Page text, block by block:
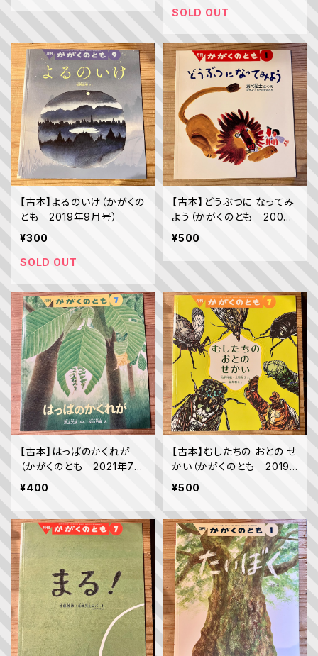
SOLD OUT
【古本】よるのいけ（かがくの
とも 2019年9月号）
¥300
SOLD OUT
【古本】どうぶつに なってみ
よう（かがくのとも 2000
年1月号）
¥500
【古本】はっぱのかくれが
（かがくのとも 2021年7月
号）
¥400
【古本】むしたちの おとの せ
かい（かがくのとも 2019
年7月号）
¥500